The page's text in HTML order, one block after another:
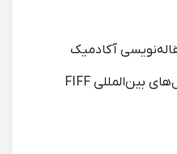
آکادمیک
🎤 مجری انگلیسی‌زبان فستیوال‌های بین‌المللی FIFF